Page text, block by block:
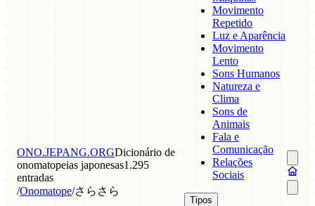
ONO.JEPANG.ORGDicionário de
onomatopeias japonesas1.295
entradas
/Onomatope/さらさら
Movimento
Repetido
Luz e Aparência
Movimento
Lento
Sons Humanos
Natureza e
Clima
Sons de
Animais
Fala e
Comunicação
Relações
Sociais
Tipos